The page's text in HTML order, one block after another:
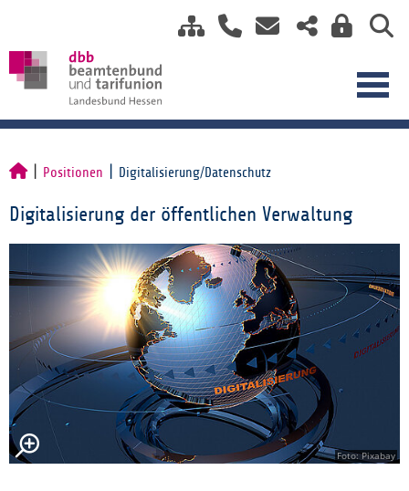
Positionen Digitalisierung/Datenschutz
Digitalisierung der öffentlichen Verwaltung
Foto: Pixabay